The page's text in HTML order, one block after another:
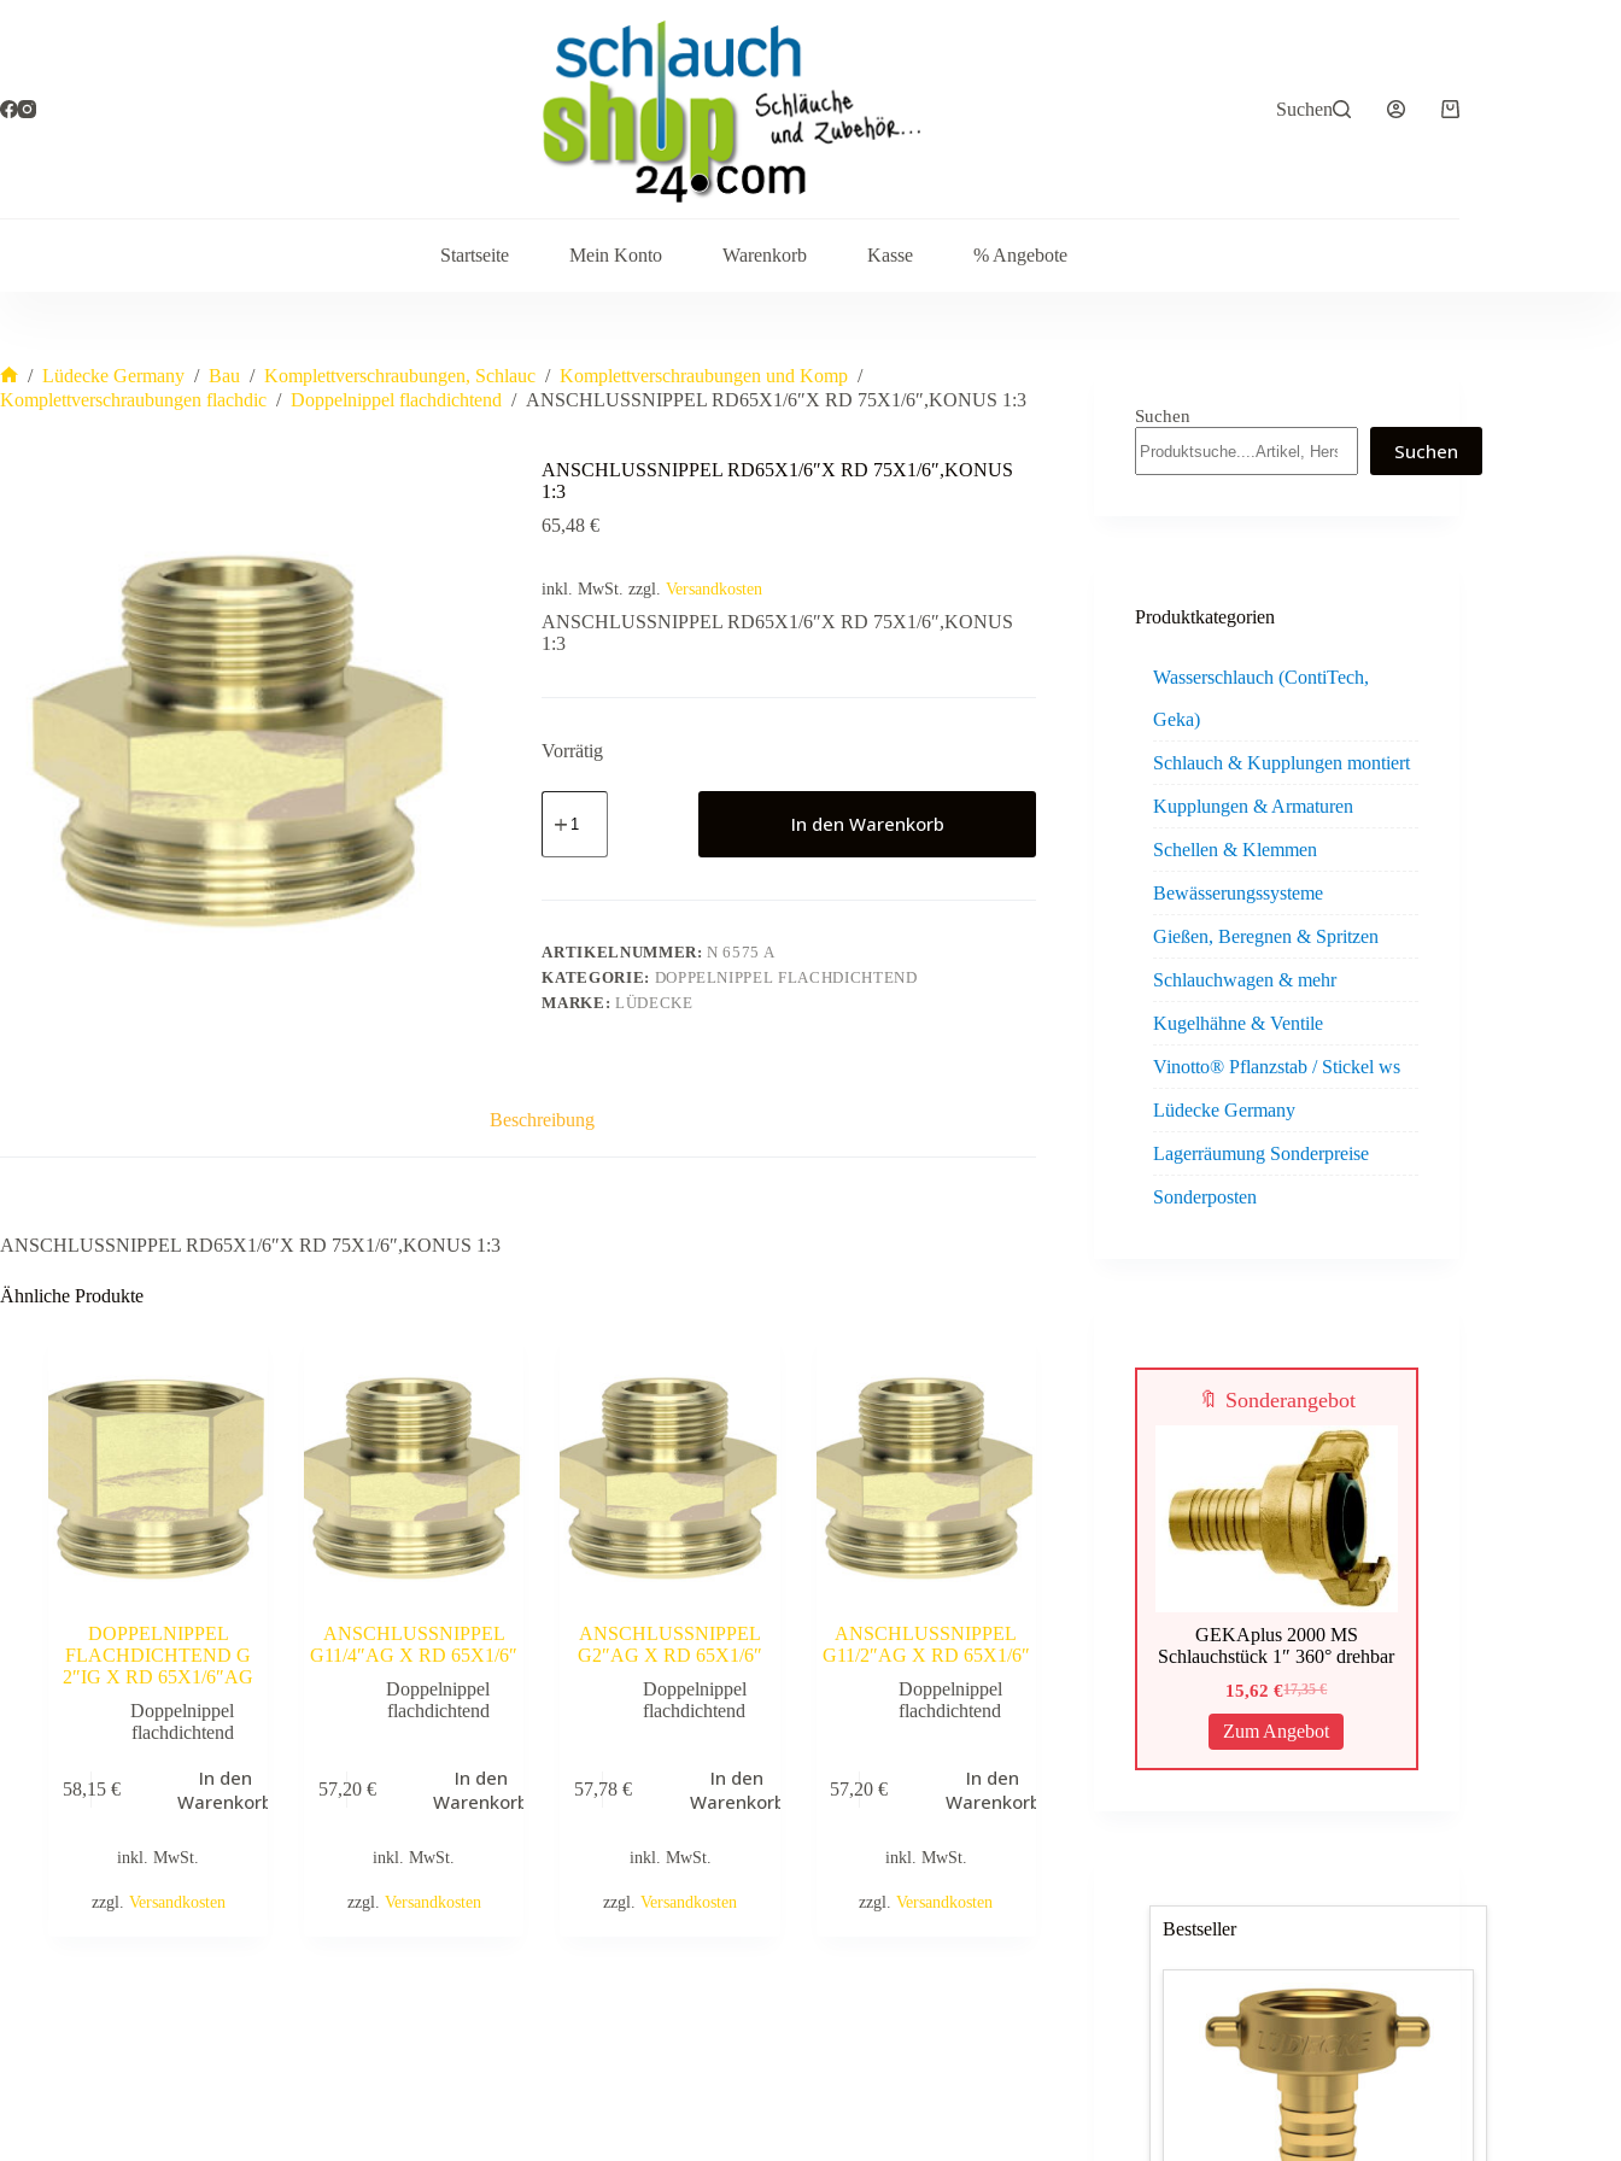
Suchen Warenkorb
Startseite Mein Konto Warenkorb Kasse % Angebote
Start
/ Lüdecke Germany / Bau / Komplettverschraubungen, Schlauc / Komplettverschraubungen und Komp /
Komplettverschraubungen flachdic / Doppelnippel flachdichtend / ANSCHLUSSNIPPEL RD65X1/6″X RD 75X1/6″,KONUS 1:3
ANSCHLUSSNIPPEL RD65X1/6″X RD 75X1/6″,KONUS
1:3
65,48€
inkl. MwSt. zzgl.Versandkosten
ANSCHLUSSNIPPEL RD65X1/6″X RD 75X1/6″,KONUS
1:3
Vorrätig
ANSCHLUSSNIPPEL
RD65X1/6"X
75X1/6",KONUS
In den Warenkorb
ARTIKELNUMMER:N 6575 A
KATEGORIE: DOPPELNIPPEL FLACHDICHTEND
MARKE: LÜDECKE
Beschreibung
ANSCHLUSSNIPPEL RD65X1/6″X RD 75X1/6″,KONUS 1:3
Ähnliche Produkte
DOPPELNIPPEL
FLACHDICHTEND G
2″IG X RD 65X1/6″AG
Doppelnippel
flachdichtend
58,15 €
In den
Warenkorb
inkl. MwSt.
zzgl. Versandkosten
ANSCHLUSSNIPPEL
G11/4″AG X RD 65X1/6″
Doppelnippel
flachdichtend
57,20 €
In den
Warenkorb
inkl. MwSt.
zzgl. Versandkosten
ANSCHLUSSNIPPEL
G2″AG X RD 65X1/6″
Doppelnippel
flachdichtend
57,78 €
In den
Warenkorb
inkl. MwSt.
zzgl. Versandkosten
ANSCHLUSSNIPPEL
G11/2″AG X RD 65X1/6″
Doppelnippel
flachdichtend
57,20€
In den
Warenkorb
inkl. MwSt.
zzgl.Versandkosten
Suchen
Suchen
Produktkategorien
Wasserschlauch (ContiTech,
Geka)
Schlauch & Kupplungen montiert
Kupplungen & Armaturen
Schellen & Klemmen
Bewässerungssysteme
Gießen, Beregnen & Spritzen
Schlauchwagen & mehr
Kugelhähne & Ventile
Vinotto® Pflanzstab / Stickel ws
Lüdecke Germany
Lagerräumung Sonderpreise
Sonderposten
🔖 Sonderangebot
GEKAplus 2000 MS
Schlauchstück 1″ 360° drehbar
17,35€
Ursprünglicher
Preis
war:
17,35 €
15,62€
Aktueller
Preis
ist:
15,62 €.
Zum Angebot
Bestseller